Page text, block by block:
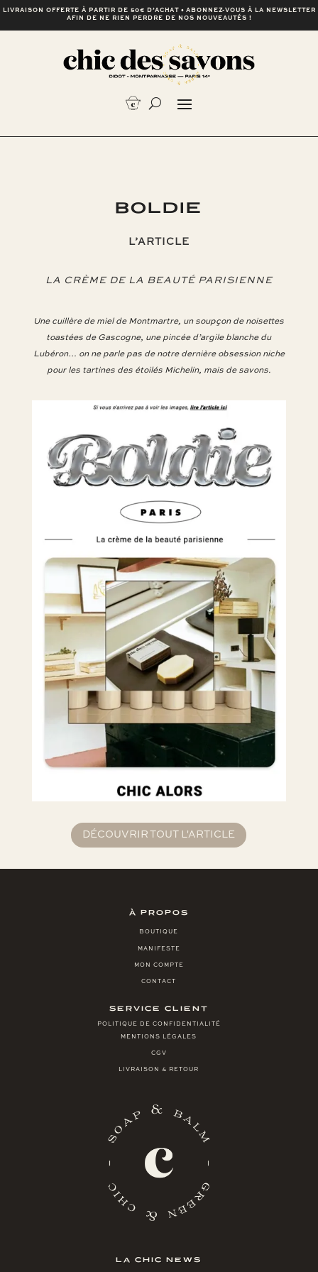
LIVRAISON OFFERTE À PARTIR DE 50€ D’ACHAT • ABONNEZ-VOUS À LA NEWSLETTER
AFIN DE NE RIEN PERDRE DE NOS NOUVEAUTÉS !
BOLDIE
L’ARTICLE
LA CRÈME DE LA BEAUTÉ PARISIENNE
Une cuillère de miel de Montmartre, un soupçon de noisettes
toastées de Gascogne, une pincée d’argile blanche du
Lubéron… on ne parle pas de notre dernière obsession niche
pour les tartines des étoilés Michelin, mais de savons.
DÉCOUVRIR TOUT L'ARTICLE
À PROPOS
BOUTIQUE
MANIFESTE
MON COMPTE
CONTACT
SERVICE CLIENT
POLITIQUE DE CONFIDENTIALITÉ
MENTIONS LÉGALES
CGV
LIVRAISON & RETOUR
LA CHIC NEWS